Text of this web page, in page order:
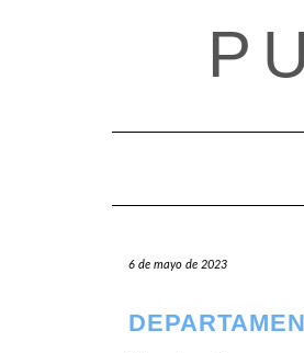
6 de mayo de 2023